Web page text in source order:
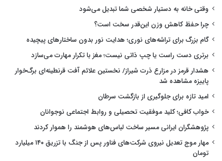
وقتی خانه به دستیار شخصی شما تبدیل می‌شود
چرا حفظ کاهش وزن این‌قدر سخت است؟
گام بزرگ برای تراشه‌های نوری؛ هدایت نور بدون ساختارهای پیچیده
برتری دست راست یا چپ ذاتی نیست؛ مغز با تکرار مهارت می‌سازد
هشدار قرمز در مزارع ذرت شیراز/ نخستین علائم آفت قرنطینه‌ای برگ‌خوار
پاییزه مشاهده شد
امید تازه برای جلوگیری از بازگشت سرطان
خواب کافی؛ کلید موفقیت تحصیلی و روابط اجتماعی نوجوانان
پژوهشگران ایرانی مسیر ساخت لباس‌های هوشمند را هموار کردند
مهار موج تعدیل نیروی شرکت‌های فناور پس از جنگ با تزریق ۱۴۰ میلیارد
تومان